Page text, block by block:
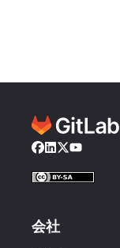
Facebook
LinkedIn
Twitter
YouTube
会社